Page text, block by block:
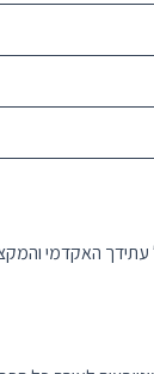
האקדמי